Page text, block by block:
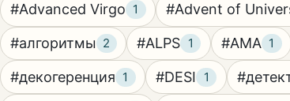
#Advanced Virgo 1 #Advent of
#алгоритмы 2 #ALPS 1 #AMA 1
#декогеренция 1 #DESI 1